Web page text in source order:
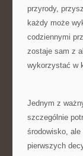
przyrody,
każdy może
codziennymi
zostaje sam z
wykorzystać w
Jednym z
szczególnie
środowisko,
pierwszych